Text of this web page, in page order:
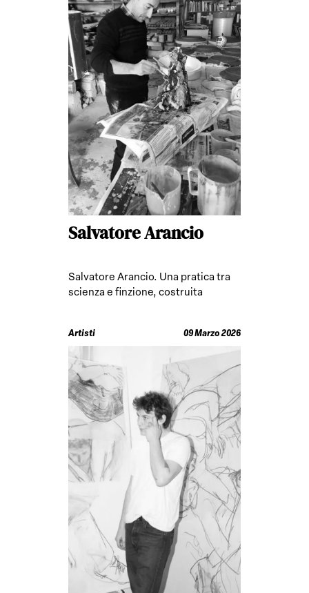
Salvatore Arancio
Salvatore Arancio. Una pratica tra
scienza e finzione, costruita
Artisti 09 Marzo 2026